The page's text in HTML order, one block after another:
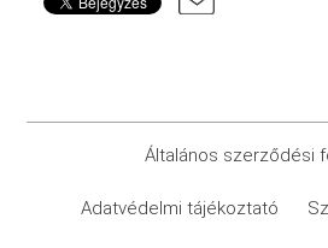
Általános szerződési
Adatvédelmi tájékoztató